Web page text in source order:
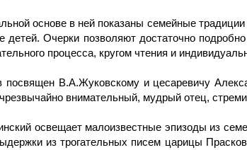
основе в ней показаны семейные
Очерки позволяют достаточно
процесса, кругом чтения и
посвящен В.А.Жуковскому и цесаревичу
внимательный, мудрый отец,
освещает малоизвестные эпизоды из
из трогательных писем царицы